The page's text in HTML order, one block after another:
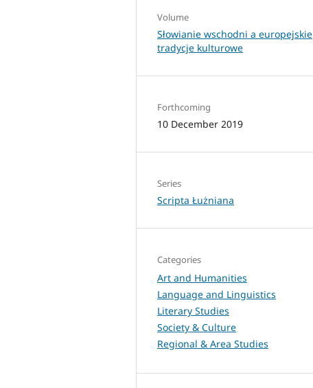
Volume
Słowianie wschodni a europejskie
tradycje kulturowe
Forthcoming
10 December 2019
Series
Scripta Łużniana
Categories
Art and Humanities
Language and Linguistics
Literary Studies
Society & Culture
Regional & Area Studies